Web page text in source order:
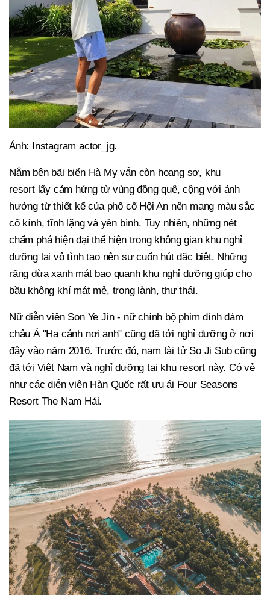
Ảnh: Instagram actor_jg.
Nằm bên bãi biển Hà My vẫn còn hoang sơ, khu
resort lấy cảm hứng từ vùng đồng quê, cộng với ảnh
hưởng từ thiết kế của phố cổ Hội An nên mang màu sắc
cổ kính, tĩnh lặng và yên bình. Tuy nhiên, những nét
chấm phá hiện đại thể hiện trong không gian khu nghỉ
dưỡng lại vô tình tạo nên sự cuốn hút đặc biệt. Những
rặng dừa xanh mát bao quanh khu nghỉ dưỡng giúp cho
bầu không khí mát mẻ, trong lành, thư thái.
Nữ diễn viên Son Ye Jin - nữ chính bộ phim đình đám
châu Á "Hạ cánh nơi anh" cũng đã tới nghỉ dưỡng ở nơi
đây vào năm 2016. Trước đó, nam tài tử So Ji Sub cũng
đã tới Việt Nam và nghỉ dưỡng tại khu resort này. Có vẻ
như các diễn viên Hàn Quốc rất ưu ái Four Seasons
Resort The Nam Hải.